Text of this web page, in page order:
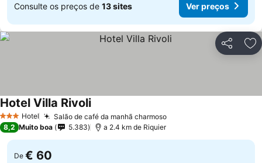
Consulte os preços de 13 sites Ver preços
Partilhar
3 EstrelasHotel Salão de café da manhã charmoso
Hotel Villa Rivoli
8,2 Muito boa 5.383 a 2.4 km de Riquier
De € 60